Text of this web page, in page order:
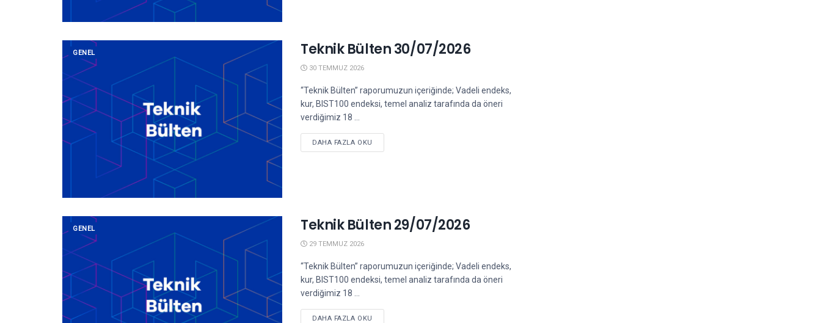
GENEL Teknik Bülten 30/07/2026
30 TEMMUZ 2026
“Teknik Bülten” raporumuzun içeriğinde; Vadeli endeks,
kur, BIST100 endeksi, temel analiz tarafında da öneri
verdiğimiz 18 ...
DAHA FAZLA OKU
GENEL Teknik Bülten 29/07/2026
29 TEMMUZ 2026
“Teknik Bülten” raporumuzun içeriğinde; Vadeli endeks,
kur, BIST100 endeksi, temel analiz tarafında da öneri
verdiğimiz 18 ...
DAHA FAZLA OKU